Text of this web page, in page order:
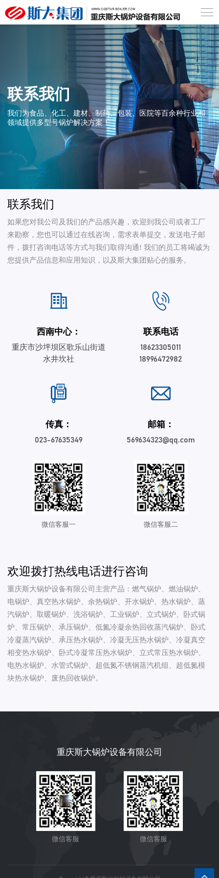
联系我们
我们为食品、化工、建材、制药、包装、医院等百余种行业和
领域提供多型号锅炉解决方案！
联系我们
如果您对我公司及我们的产品感兴趣，欢迎到我公司或者工厂
来勘察，您也可以通过在线咨询，需求表单提交，发送电子邮
件，拨打咨询电话等方式与我们取得沟通! 我们的员工将竭诚为
您提供产品信息和应用知识，以及斯大集团贴心的服务。
西南中心：
重庆市沙坪坝区歌乐山街道
水井坎社
联系电话
18623305011
18996472982
传真：
023-67635349
邮箱：
569634323@qq.com
微信客服一 微信客服二
欢迎拨打热线电话进行咨询
重庆斯大锅炉设备有限公司主营产品：燃气锅炉、燃油锅炉、
电锅炉、真空热水锅炉、余热锅炉、开水锅炉、热水锅炉、蒸
汽锅炉、取暖锅炉、洗浴锅炉、工业锅炉、立式锅炉、卧式锅
炉、常压锅炉、承压锅炉、低氮冷凝余热回收蒸汽锅炉、卧式
冷凝蒸汽锅炉、承压热水锅炉、冷凝无压热水锅炉、冷凝真空
相变热水锅炉、卧式冷凝常压热水锅炉、立式常压热水锅炉、
电热水锅炉、水管式锅炉、超低氮不锈钢蒸汽机组、超低氮模
块热水锅炉、废热回收锅炉。
重庆斯大锅炉设备有限公司
微信客服 微信客服